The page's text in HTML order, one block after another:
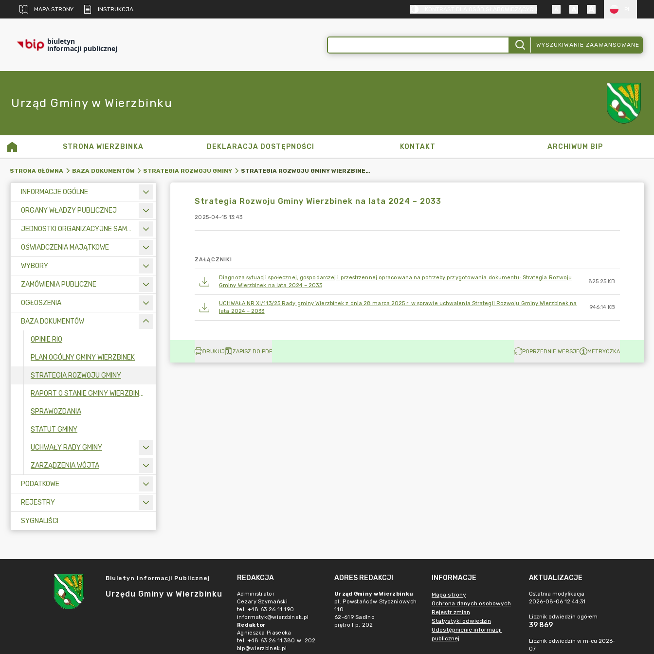
MAPA STRONY INSTRUKCJA
biuletyn
informacji publicznej WYSZUKIWANIE ZAAWANSOWANE
Urząd Gminy w Wierzbinku
STRONA WIERZBINKA DEKLARACJA DOSTĘPNOŚCI KONTAKT ARCHIWUM BIP
STRONA GŁÓWNA BAZA DOKUMENTÓW STRATEGIA ROZWOJU GMINY STRATEGIA ROZWOJU GMINY WIERZBINEK NA LATA 2024 – 2033
INFORMACJE OGÓLNE
ORGANY WŁADZY PUBLICZNEJ
JEDNOSTKI ORGANIZACYJNE SAMORZĄDU TERYTORIALNEGO
OŚWIADCZENIA MAJĄTKOWE
WYBORY
ZAMÓWIENIA PUBLICZNE
OGŁOSZENIA
BAZA DOKUMENTÓW
OPINIE RIO
PLAN OGÓLNY GMINY WIERZBINEK
STRATEGIA ROZWOJU GMINY
RAPORT O STANIE GMINY WIERZBINEK
SPRAWOZDANIA
STATUT GMINY
UCHWAŁY RADY GMINY
ZARZĄDZENIA WÓJTA
PODATKOWE
REJESTRY
SYGNALIŚCI
Strategia Rozwoju Gminy Wierzbinek na lata 2024 – 2033
2025-04-15 13:43
ZAŁĄCZNIKI
Diagnoza sytuacji społecznej, gospodarczej i przestrzennej opracowana na potrzeby przygotowania dokumentu: Strategia Rozwoju
Gminy Wierzbinek na lata 2024 – 2033
825.25 KB
UCHWAŁA NR XI/113/25 Rady gminy Wierzbinek z dnia 28 marca 2025 r. w sprawie uchwalenia Strategii Rozwoju Gminy Wierzbinek na
lata 2024 – 2033
946.14 KB
DRUKUJ ZAPISZ DO PDF POPRZEDNIE WERSJE METRYCZKA
Biuletyn Informacji Publicznej
Urzędu Gminy w Wierzbinku
REDAKCJA
Administrator
Cezary Szymański
tel. +48 63 26 11 190
informatyk@wierzbinek.pl
Redaktor
Agnieszka Piasecka
tel. +48 63 26 11 380 w. 202
bip@wierzbinek.pl
ADRES REDAKCJI
Urząd Gminy w Wierzbinku
pl. Powstańców Styczniowych
110
62-619 Sadlno
piętro I p. 202
INFORMACJE
Mapa strony
Ochrona danych osobowych
Rejestr zmian
Statystyki odwiedzin
Udostępnienie informacji
publicznej
AKTUALIZACJE
Ostatnia modyfikacja
2026-08-06 12:44:31
Licznik odwiedzin ogółem
39 869
Licznik odwiedzin w m-cu 2026-
07